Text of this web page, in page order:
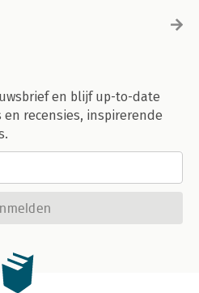
en blijf up-to-date
recensies, inspirerende